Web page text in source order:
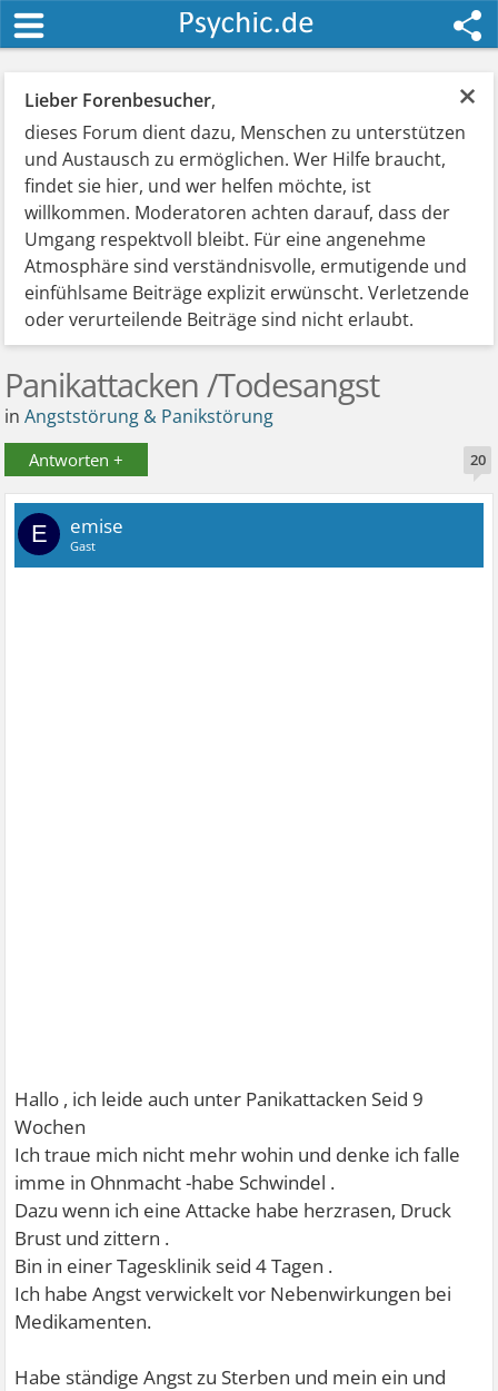
×
Lieber Forenbesucher,
dieses Forum dient dazu, Menschen zu unterstützen
und Austausch zu ermöglichen. Wer Hilfe braucht,
findet sie hier, und wer helfen möchte, ist
willkommen. Moderatoren achten darauf, dass der
Umgang respektvoll bleibt. Für eine angenehme
Atmosphäre sind verständnisvolle, ermutigende und
einfühlsame Beiträge explizit erwünscht. Verletzende
oder verurteilende Beiträge sind nicht erlaubt.
Panikattacken /Todesangst
inAngststörung & Panikstörung
Antworten + 20
E emise
Gast
Hallo , ich leide auch unter Panikattacken Seid 9
Wochen
Ich traue mich nicht mehr wohin und denke ich falle
imme in Ohnmacht -habe Schwindel .
Dazu wenn ich eine Attacke habe herzrasen, Druck
Brust und zittern .
Bin in einer Tagesklinik seid 4 Tagen .
Ich habe Angst verwickelt vor Nebenwirkungen bei
Medikamenten.
Habe ständige Angst zu Sterben und mein ein und